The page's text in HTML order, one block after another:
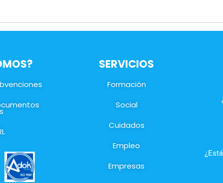
SERVICIOS
Formación
Social
Cuidados
Empleo
Empresas